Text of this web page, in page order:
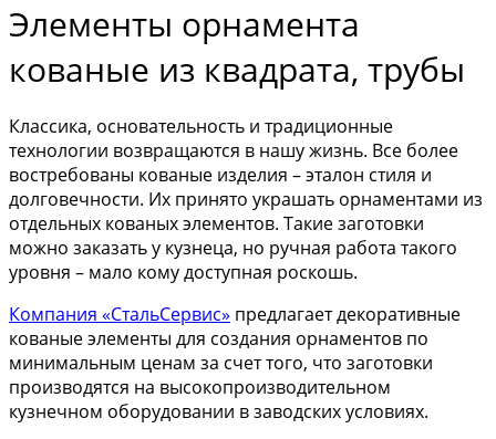
Элементы орнамента
кованые из квадрата, трубы
Классика, основательность и традиционные
технологии возвращаются в нашу жизнь. Все более
востребованы кованые изделия – эталон стиля и
долговечности. Их принято украшать орнаментами из
отдельных кованых элементов. Такие заготовки
можно заказать у кузнеца, но ручная работа такого
уровня – мало кому доступная роскошь.
Компания «СтальСервис» предлагает декоративные
кованые элементы для создания орнаментов по
минимальным ценам за счет того, что заготовки
производятся на высокопроизводительном
кузнечном оборудовании в заводских условиях.